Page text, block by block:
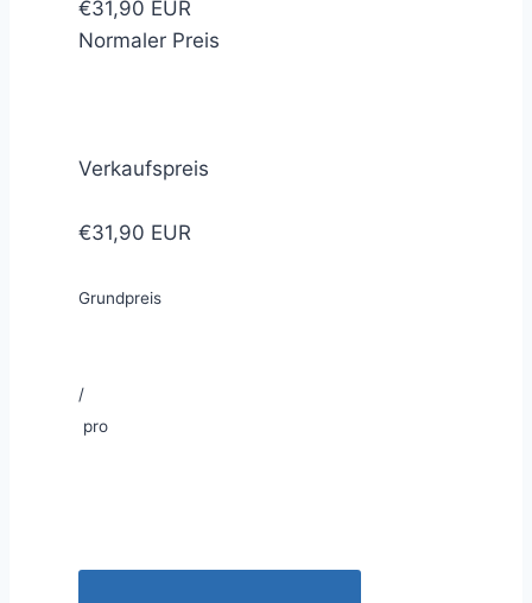
€31,90 EUR
Normaler Preis
Verkaufspreis
€31,90 EUR
Grundpreis
/
pro